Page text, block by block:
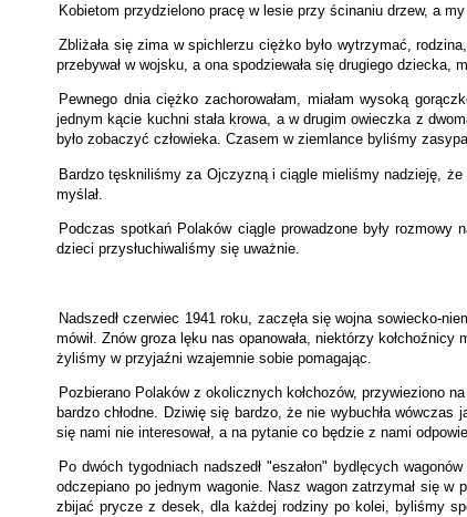
Kobietom przydzielono pracę w lesie przy ścinaniu drzew, a
Zbliżała się zima w spichlerzu ciężko było wytrzymać,
przebywał w wojsku, a ona spodziewała się drugiego dziecka,
Pewnego dnia ciężko zachorowałam, miałam wysoką
jednym kącie kuchni stała krowa, a w drugim owieczka z
było zobaczyć człowieka. Czasem w ziemlance byliśmy
Bardzo tęskniliśmy za Ojczyzną i ciągle mieliśmy nadzieję,
myślał.
Podczas spotkań Polaków ciągle prowadzone były
dzieci przysłuchiwaliśmy się uważnie.
Nadszedł czerwiec 1941 roku, zaczęła się wojna sowiecko-
mówił. Znów groza lęku nas opanowała, niektórzy
żyliśmy w przyjaźni wzajemnie sobie pomagając.
Pozbierano Polaków z okolicznych kołchozów, przywieziono
bardzo chłodne. Dziwię się bardzo, że nie wybuchła
się nami nie interesował, a na pytanie co będzie z nami
Po dwóch tygodniach nadszedł "eszałon" bydlęcych
odczepiano po jednym wagonie. Nasz wagon zatrzymał się
zbijać prycze z desek, dla każdej rodziny po kolei, byliśmy